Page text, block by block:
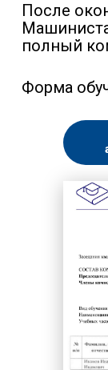
После
полный
Форма